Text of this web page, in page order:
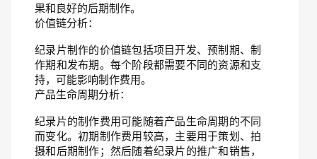
果和良好的后期制作。
价值链分析：
纪录片制作的价值链包括项目开发、预制期、制
作期和发布期。每个阶段都需要不同的资源和支
持，可能影响制作费用。
产品生命周期分析：
纪录片的制作费用可能随着产品生命周期的不同
而变化。初期制作费用较高，主要用于策划、拍
摄和后期制作；然后随着纪录片的推广和销售，